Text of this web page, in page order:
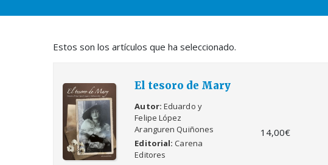
Estos son los artículos que ha seleccionado.
El tesoro de Mary
Autor Eduardo y
Felipe López
Aranguren Quiñones
Editorial Carena
Editores
14,00€